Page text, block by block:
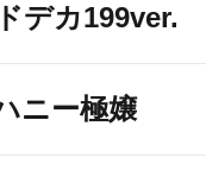
デカ199ver.
ニー極嬢